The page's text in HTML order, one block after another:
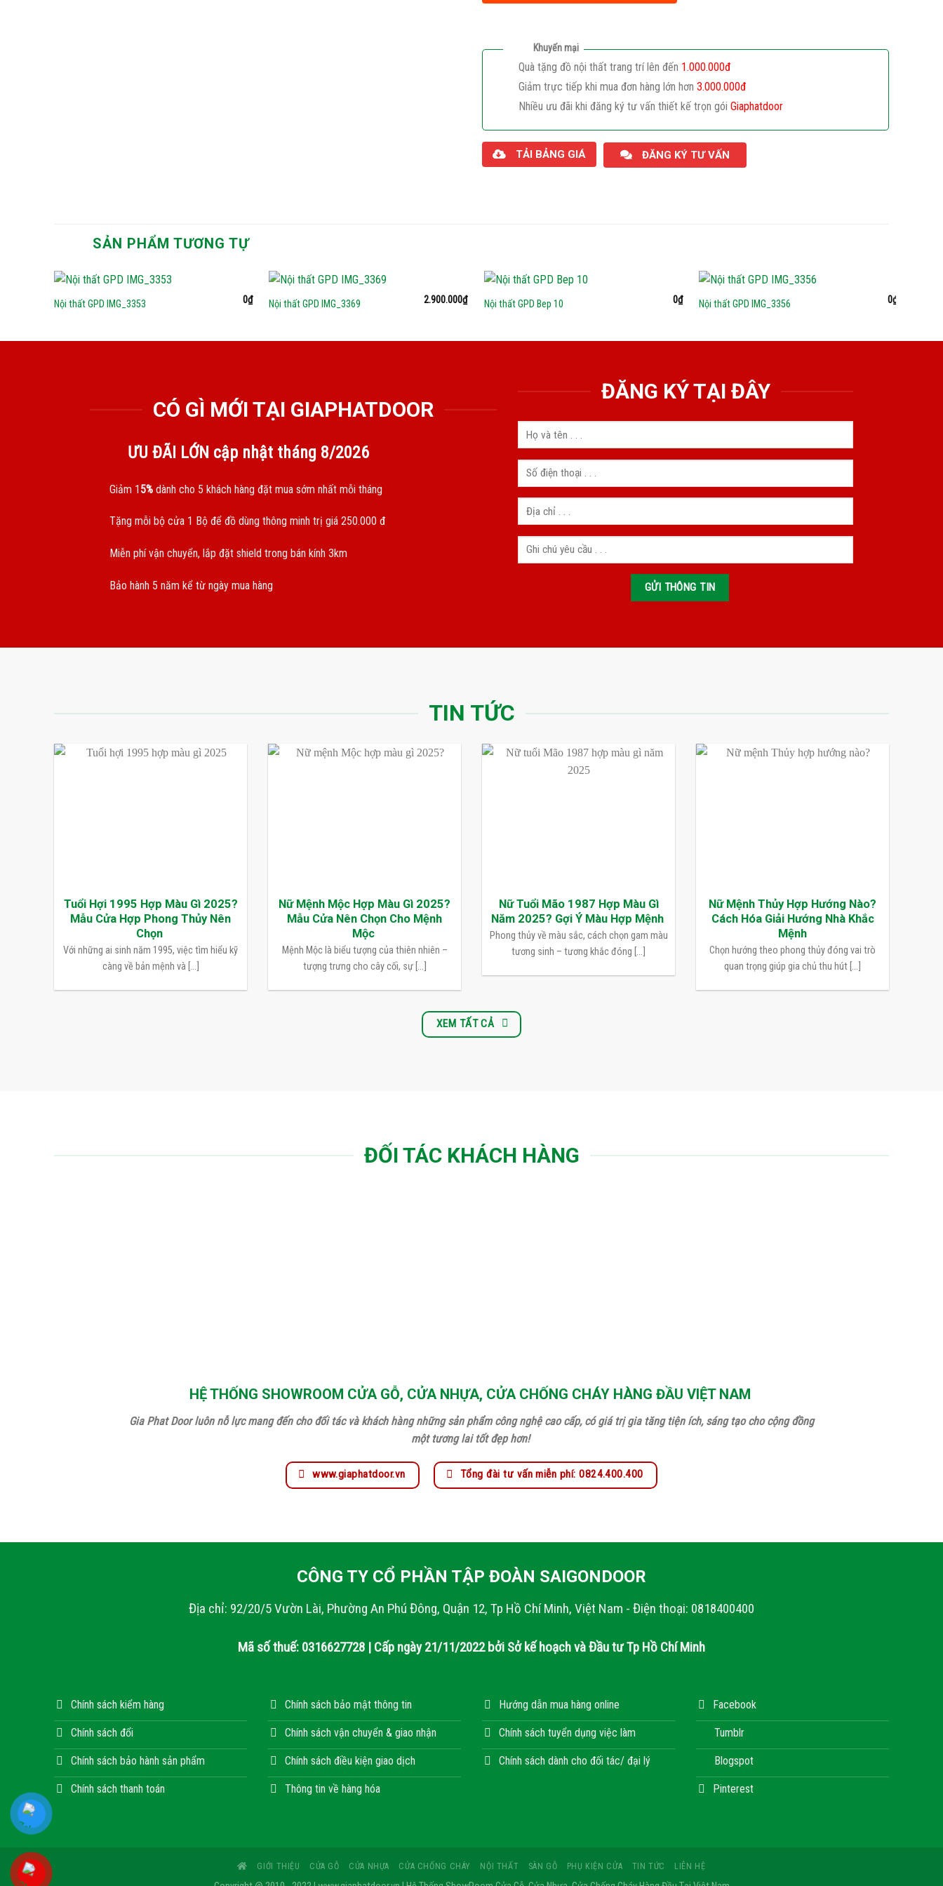
Khuyến mại
Quà tặng đồ nội thất trang trí lên đến 1.000.000đ
Giảm trực tiếp khi mua đơn hàng lớn hơn 3.000.000đ
Nhiều ưu đãi khi đăng ký tư vấn thiết kế trọn gói Giaphatdoor
TẢI BẢNG GIÁ ĐĂNG KÝ TƯ VẤN
SẢN PHẨM TƯƠNG TỰ
Nội thất GPD IMG_3353 0₫ Nội thất GPD IMG_3369 2.900.000₫ Nội thất GPD Bep 10 0₫ Nội thất GPD IMG_3356 0₫
CÓ GÌ MỚI TẠI GIAPHATDOOR
ƯU ĐÃI LỚN cập nhật tháng 8/2026
Giảm 15%dành cho 5 khách hàng đặt mua sớm nhất mỗi tháng
Tặng mỗi bộ cửa 1 Bộ để đồ dùng thông minh trị giá 250.000 đ
Miễn phí vận chuyển, lắp đặt shield trong bán kính 3km
Bảo hành 5 năm kể từ ngày mua hàng
ĐĂNG KÝ TẠI ĐÂY
TIN TỨC
Tuổi Hợi 1995 Hợp Màu Gì 2025?
Mẫu Cửa Hợp Phong Thủy Nên
Chọn
Với những ai sinh năm 1995, việc tìm hiểu kỹ
càng về bản mệnh và [...]
Nữ Mệnh Mộc Hợp Màu Gì 2025?
Mẫu Cửa Nên Chọn Cho Mệnh
Mộc
Mệnh Mộc là biểu tượng của thiên nhiên –
tượng trưng cho cây cối, sự [...]
Nữ Tuổi Mão 1987 Hợp Màu Gì
Năm 2025? Gợi Ý Màu Hợp Mệnh
Phong thủy về màu sắc, cách chọn gam màu
tương sinh – tương khắc đóng [...]
Nữ Mệnh Thủy Hợp Hướng Nào?
Cách Hóa Giải Hướng Nhà Khắc
Mệnh
Chọn hướng theo phong thủy đóng vai trò
quan trọng giúp gia chủ thu hút [...]
XEM TẤT CẢ
ĐỐI TÁC KHÁCH HÀNG
HỆ THỐNG SHOWROOM CỬA GỖ, CỬA NHỰA, CỬA CHỐNG CHÁY HÀNG ĐẦU VIỆT NAM
Gia Phat Door luôn nỗ lực mang đến cho đối tác và khách hàng những sản phẩm công nghệ cao cấp, có giá trị gia tăng tiện ích, sáng tạo cho cộng đồng
một tương lai tốt đẹp hơn!
www.giaphatdoor.vn Tổng đài tư vấn miễn phí: 0824.400.400
CÔNG TY CỔ PHẦN TẬP ĐOÀN SAIGONDOOR
Địa chỉ: 92/20/5 Vườn Lài, Phường An Phú Đông, Quận 12, Tp Hồ Chí Minh, Việt Nam - Điện thoại: 0818400400
Mã số thuế: 0316627728 | Cấp ngày 21/11/2022 bởi Sở kế hoạch và Đầu tư Tp Hồ Chí Minh
Chính sách kiểm hàng
Chính sách đổi
Chính sách bảo hành sản phẩm
Chính sách thanh toán
Chính sách bảo mật thông tin
Chính sách vận chuyển & giao nhận
Chính sách điều kiện giao dịch
Thông tin về hàng hóa
Hướng dẫn mua hàng online
Chính sách tuyển dụng việc làm
Chính sách dành cho đối tác/ đại lý
Facebook
Tumblr
Blogspot
Pinterest
GIỚI THIỆU CỬA GỖ CỬA NHỰA CỬA CHỐNG CHÁY NỘI THẤT SÀN GỖ PHỤ KIỆN CỬA TIN TỨC LIÊN HỆ